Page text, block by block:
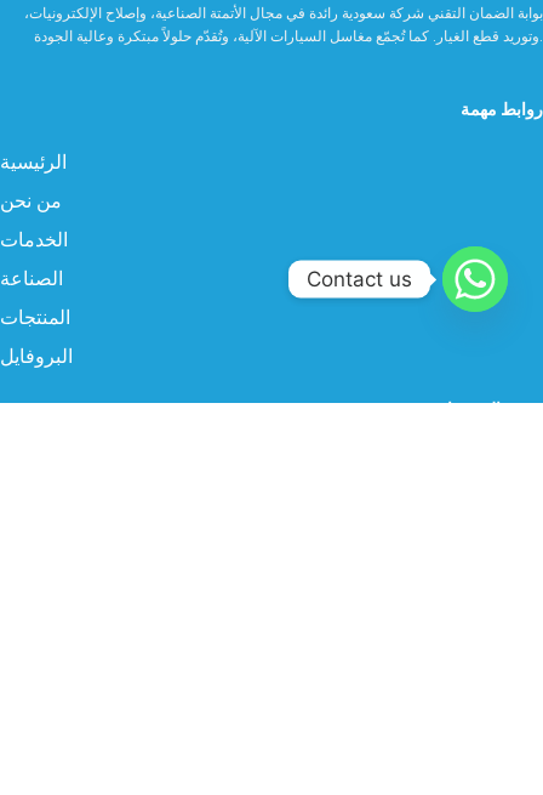
بوابة الضمان التقني شركة سعودية رائدة في مجال الأتمتة الصناعية، وإصلاح الإلكترونيات،
وتوريد قطع الغيار. كما تُجمّع مغاسل السيارات الآلية، وتُقدّم حلولاً مبتكرة وعالية الجودة.
روابط مهمة
الرئيسية
من نحن
الخدمات
الصناعة
المنتجات
البروفايل
سوشيال ميديا
Contact us